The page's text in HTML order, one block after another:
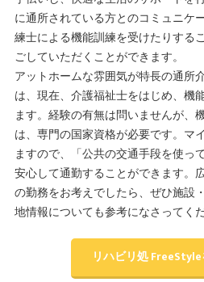
に通所されている方とのコミュニケ
練士による機能訓練を受けたりする
ごしていただくことができます。
アットホームな雰囲気が特長の通所
は、現在、介護福祉士をはじめ、機
ます。経験の有無は問いませんが、
は、専門の国家資格が必要です。マ
ますので、「公共の交通手段を使っ
安心して通勤することができます。
の勤務をお考えでしたら、ぜひ施設
地情報についても参考になさってくだ
リハビリ処